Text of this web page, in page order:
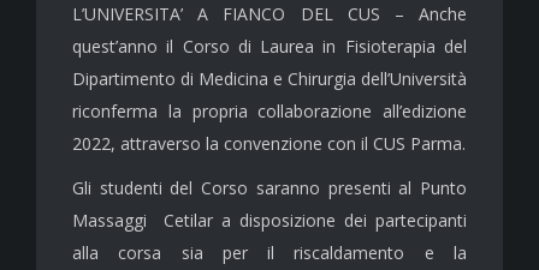
L’UNIVERSITA’ A FIANCO DEL CUS – Anche
quest’anno il Corso di Laurea in Fisioterapia del
Dipartimento di Medicina e Chirurgia dell’Università
riconferma la propria collaborazione all’edizione
2022, attraverso la convenzione con il CUS Parma.
Gli studenti del Corso saranno presenti al Punto
Massaggi Cetilar a disposizione dei partecipanti
alla corsa sia per il riscaldamento e la